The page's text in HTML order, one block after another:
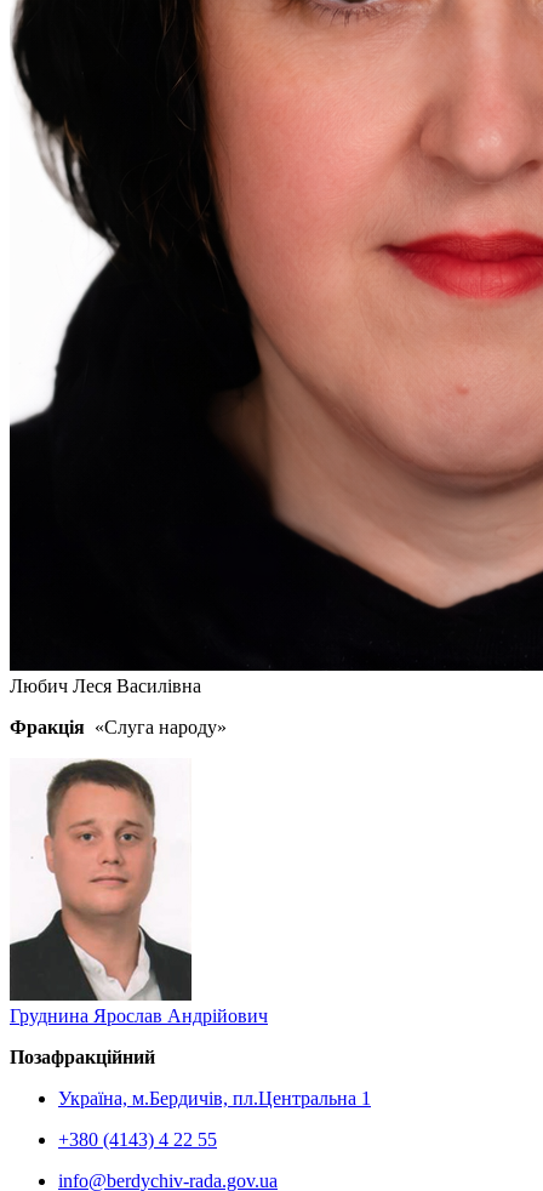
Любич Леся Василівна
Фракція «Слуга народу»
Груднина Ярослав Андрійович
Позафракційний
Україна, м.Бердичів, пл.Центральна 1
+380 (4143) 4 22 55
info@berdychiv-rada.gov.ua